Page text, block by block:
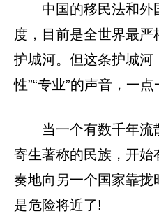
中国的移民法和外
度，目前是全世界最
护城河。但这条护城河
性”“专业”的声音，一点
当一个有数千年
寄生著称的民族，开
奏地向另一个国家靠
是危险将近了!